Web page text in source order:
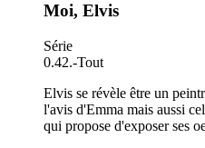
Moi, Elvis
Série
0.42.-Tout
Elvis se révèle être un
l'avis d'Emma mais aussi
qui propose d'exposer ses